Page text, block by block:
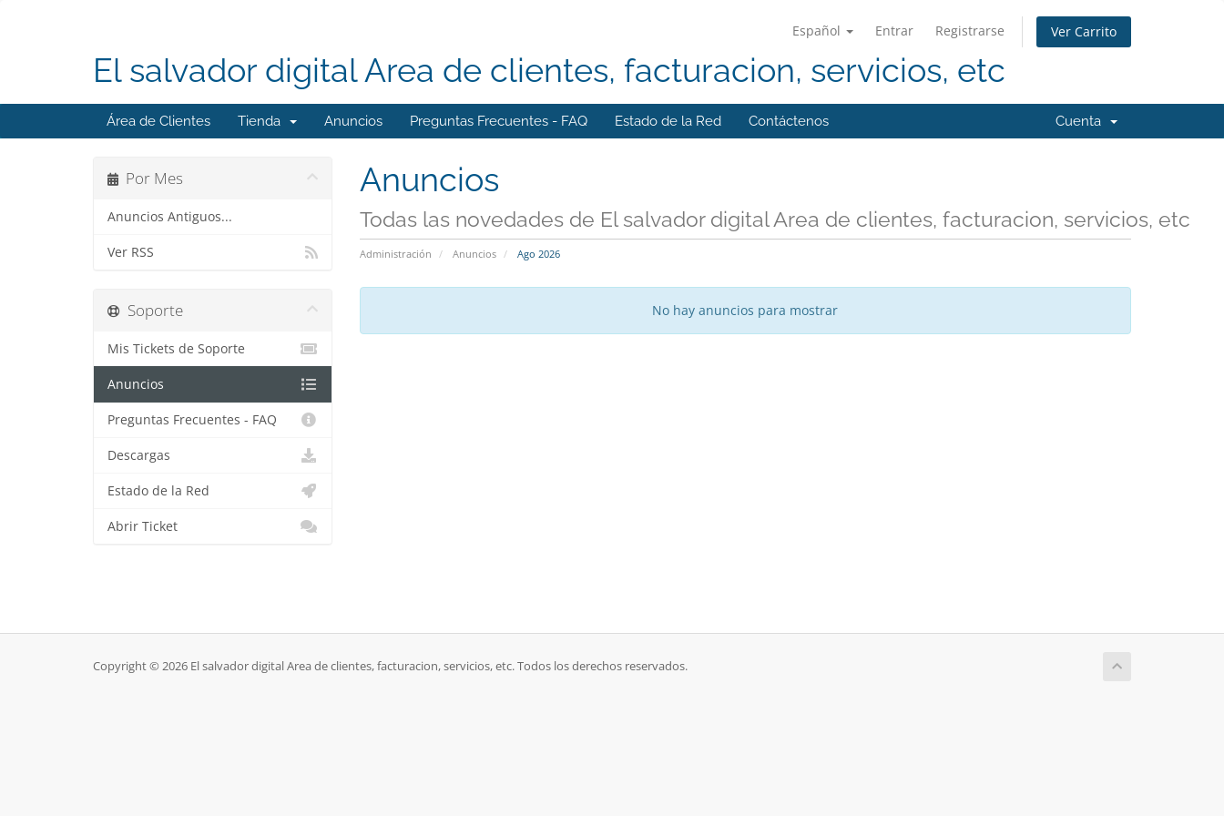
Español Entrar Registrarse Ver Carrito
El salvador digital Area de clientes, facturacion, servicios, etc
Área de Clientes Tienda Anuncios Preguntas Frecuentes - FAQ Estado de la Red Contáctenos Cuenta
Anuncios
Todas las novedades de El salvador digital Area de clientes, facturacion, servicios, etc
Administración Anuncios Ago 2026
Por Mes
Anuncios Antiguos...
Ver RSS
No hay anuncios para mostrar
Soporte
Mis Tickets de Soporte
Anuncios
Preguntas Frecuentes - FAQ
Descargas
Estado de la Red
Abrir Ticket
Copyright © 2026 El salvador digital Area de clientes, facturacion, servicios, etc. Todos los derechos reservados.